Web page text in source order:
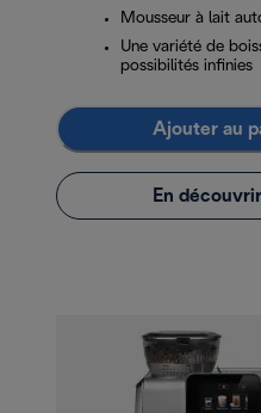
Mousseur à lait
Une variété de
possibilités infinies
Ajouter au
En